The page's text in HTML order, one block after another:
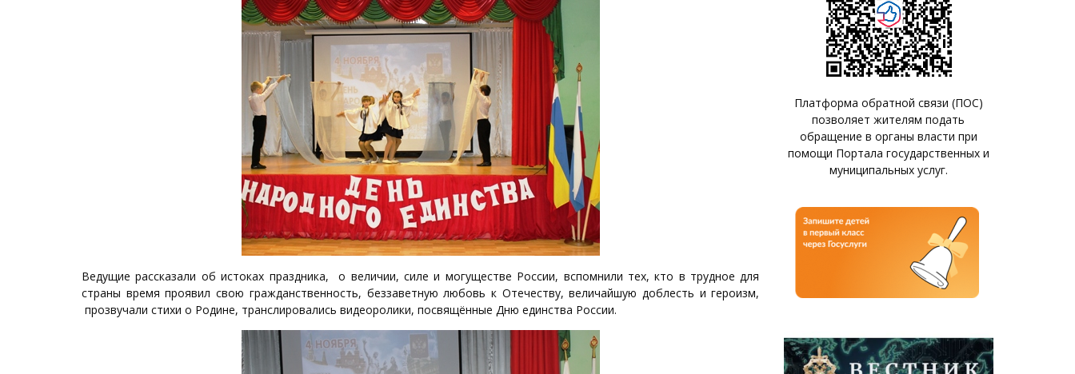
Ведущие рассказали об истоках праздника, о величии, силе и могуществе России, вспомнили тех, кто в трудное для
страны время проявил свою гражданственность, беззаветную любовь к Отечеству, величайшую доблесть и героизм,
прозвучали стихи о Родине, транслировались видеоролики, посвящённые Дню единства России.
Платформа обратной связи (ПОС)
позволяет жителям подать
обращение в органы власти при
помощи Портала государственных и
муниципальных услуг.